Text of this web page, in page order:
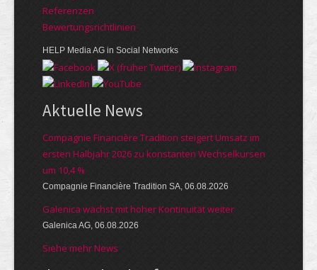
Referenzen
Bewer­tungs­richt­linien
HELP Media AG in Social Networks
Aktuelle News
Compagnie Financière Tradition steigert Umsatz im
ersten Halbjahr 2026 zu konstanten Wechselkursen
um 10,4 %
Compagnie Financière Tradition SA, 06.08.2026
Galenica wächst mit hoher Kontinuität weiter
Galenica AG, 06.08.2026
Siehe mehr News